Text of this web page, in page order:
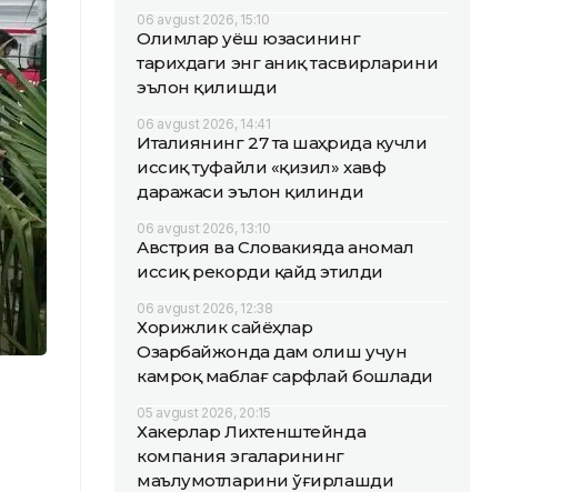
06 avgust 2026, 15:10
Олимлар Қуёш юзасининг
тарихдаги энг аниқ тасвирларини
эълон қилишди
06 avgust 2026, 14:41
Италиянинг 27 та шаҳрида кучли
иссиқ туфайли «қизил» хавф
даражаси эълон қилинди
06 avgust 2026, 13:10
Австрия ва Словакияда аномал
иссиқ рекорди қайд этилди
06 avgust 2026, 12:38
Хорижлик сайёҳлар
Озарбайжонда дам олиш учун
камроқ маблағ сарфлай бошлади
05 avgust 2026, 20:15
Хакерлар Лихтенштейнда
компания эгаларининг
маълумотларини ўғирлашди